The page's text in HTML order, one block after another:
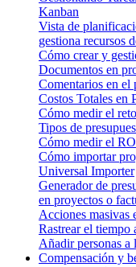
Kanban
Vista de
gestiona recursos
Cómo crear y
Documentos en
Comentarios en el
Costos Totales en
Cómo medir el
Tipos de
Cómo medir el
Cómo importar
Universal Importer
Generador de
en proyectos o
Acciones masivas
Rastrear el tiempo
Añadir personas a
Compensación y